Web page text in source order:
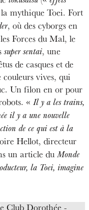
mythique Toei. Fort
, où des cyborgs en
Forces du Mal, le
super sentai, une
de casques et de
vives, qui
Un filon en or pour
« Il y a les trains,
il y a une nouvelle
de ce qui est à la
Hellot, directeur
un article du Monde
la Toei, imagine